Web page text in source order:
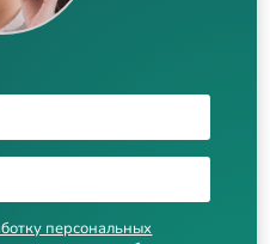
персональных